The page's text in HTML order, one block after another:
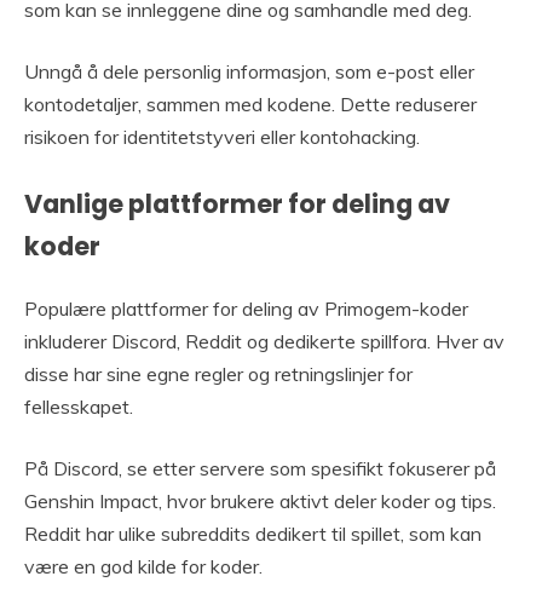
som kan se innleggene dine og samhandle med deg.
Unngå å dele personlig informasjon, som e-post eller
kontodetaljer, sammen med kodene. Dette reduserer
risikoen for identitetstyveri eller kontohacking.
Vanlige plattformer for deling av
koder
Populære plattformer for deling av Primogem-koder
inkluderer Discord, Reddit og dedikerte spillfora. Hver av
disse har sine egne regler og retningslinjer for
fellesskapet.
På Discord, se etter servere som spesifikt fokuserer på
Genshin Impact, hvor brukere aktivt deler koder og tips.
Reddit har ulike subreddits dedikert til spillet, som kan
være en god kilde for koder.